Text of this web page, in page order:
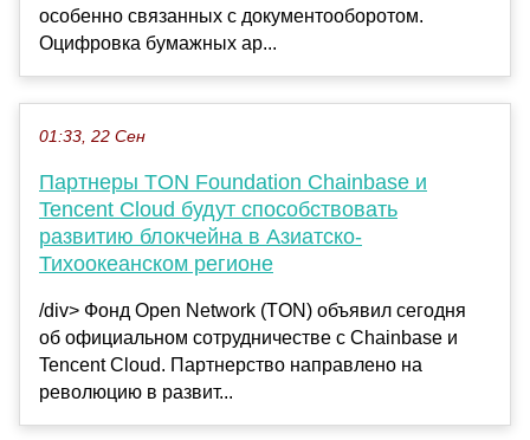
особенно связанных с документооборотом.
Оцифровка бумажных ар...
01:33, 22 Сен
Партнеры TON Foundation Chainbase и
Tencent Cloud будут способствовать
развитию блокчейна в Азиатско-
Тихоокеанском регионе
/div> Фонд Open Network (TON) объявил сегодня
об официальном сотрудничестве с Chainbase и
Tencent Cloud. Партнерство направлено на
революцию в развит...